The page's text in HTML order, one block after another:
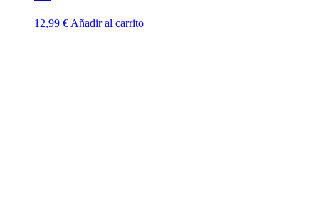
12,99 € Añadir al carrito